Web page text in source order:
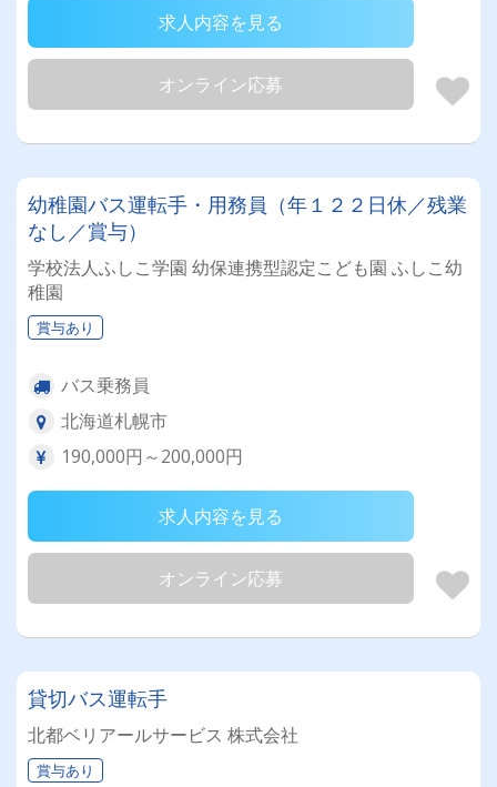
求人内容を見る
オンライン応募
幼稚園バス運転手・用務員（年１２２日休／残業
なし／賞与）
学校法人ふしこ学園 幼保連携型認定こども園 ふしこ幼
稚園
賞与あり
バス乗務員
北海道札幌市
190,000円～200,000円
求人内容を見る
オンライン応募
貸切バス運転手
北都ベリアールサービス 株式会社
賞与あり